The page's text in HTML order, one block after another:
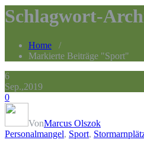
Schlagwort-
Home /
Markierte Beiträge "Sport"
6
Sep.,2019
0
VonMarcus Olszok
Personalmangel, Sport,